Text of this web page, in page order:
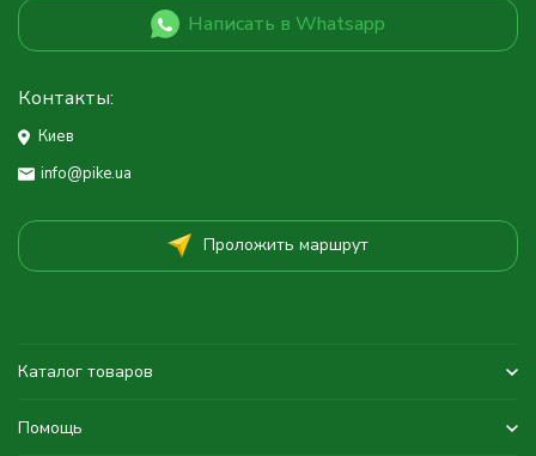
Написать в Whatsapp
Контакты:
Киев
info@pike.ua
Проложить маршрут
Каталог товаров
Помощь